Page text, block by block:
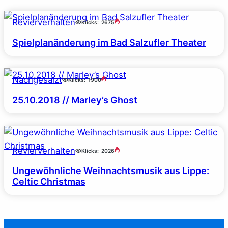
Revierverhalten Klicks: 2675
Spielplanänderung im Bad Salzufler Theater
Nachgesalzt Klicks: 1900
25.10.2018 // Marley’s Ghost
Revierverhalten Klicks: 2026
Ungewöhnliche Weihnachtsmusik aus Lippe:
Celtic Christmas